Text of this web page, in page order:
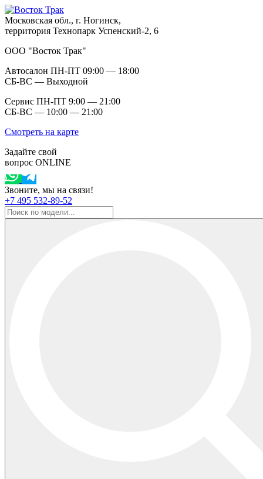
Московская обл., г. Ногинск,
территория Технопарк Успенский-2, 6
ООО "Восток Трак"
Автосалон ПН-ПТ 09:00 — 18:00
СБ-ВС — Выходной
Сервис ПН-ПТ 9:00 — 21:00
СБ-ВС — 10:00 — 21:00
Смотреть на карте
Задайте свой
вопрос ONLINE
Звоните, мы на связи!
+7 495 532-89-52